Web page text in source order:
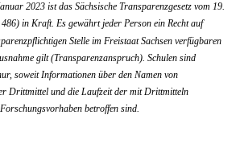
2023 ist das Sächsische Transparenzgesetz vom 19.
in Kraft. Es gewährt jeder Person ein Recht auf
Stelle im Freistaat Sachsen verfügbaren
gilt (Transparenzanspruch). Schulen sind
soweit Informationen über den Namen von
Drittmittel und die Laufzeit der mit Drittmitteln
betroffen sind.